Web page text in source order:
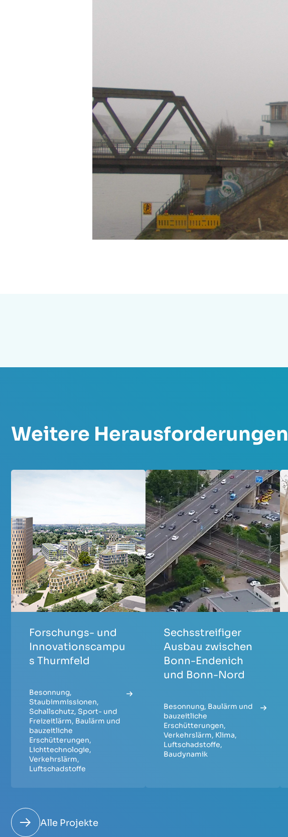
Weitere Herausforderungen
Forschungs- und
Innovationscampu
s Thurmfeld
Besonnung,
Staubimmissionen,
Schallschutz, Sport- und
Freizeitlärm, Baulärm und
bauzeitliche
Erschütterungen,
Lichttechnologie,
Verkehrslärm,
Luftschadstoffe
Sechsstreifiger
Ausbau zwischen
Bonn-Endenich
und Bonn-Nord
Besonnung, Baulärm und
bauzeitliche
Erschütterungen,
Verkehrslärm, Klima,
Luftschadstoffe,
Baudynamik
Alle Projekte